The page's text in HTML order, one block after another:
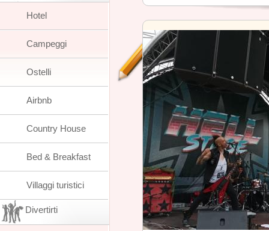
Hotel
Campeggi
Ostelli
Airbnb
Country House
Bed & Breakfast
Villaggi turistici
Divertirti